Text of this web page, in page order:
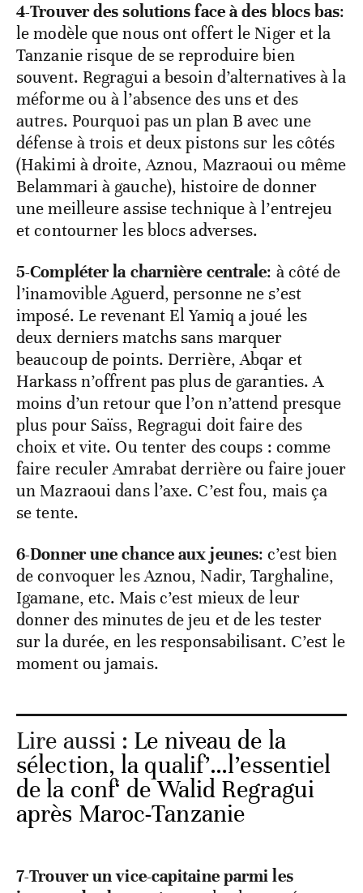
4-Trouver des solutions face à des blocs bas:
le modèle que nous ont offert le Niger et la
Tanzanie risque de se reproduire bien
souvent. Regragui a besoin d’alternatives à la
méforme ou à l’absence des uns et des
autres. Pourquoi pas un plan B avec une
défense à trois et deux pistons sur les côtés
(Hakimi à droite, Aznou, Mazraoui ou même
Belammari à gauche), histoire de donner
une meilleure assise technique à l’entrejeu
et contourner les blocs adverses.
5-Compléter la charnière centrale: à côté de
l’inamovible Aguerd, personne ne s’est
imposé. Le revenant El Yamiq a joué les
deux derniers matchs sans marquer
beaucoup de points. Derrière, Abqar et
Harkass n’offrent pas plus de garanties. A
moins d’un retour que l’on n’attend presque
plus pour Saïss, Regragui doit faire des
choix et vite. Ou tenter des coups : comme
faire reculer Amrabat derrière ou faire jouer
un Mazraoui dans l’axe. C’est fou, mais ça
se tente.
6-Donner une chance aux jeunes: c’est bien
de convoquer les Aznou, Nadir, Targhaline,
Igamane, etc. Mais c’est mieux de leur
donner des minutes de jeu et de les tester
sur la durée, en les responsabilisant. C’est le
moment ou jamais.
Lire aussi : Le niveau de la
sélection, la qualif’…l’essentiel
de la conf‘ de Walid Regragui
après Maroc-Tanzanie
7-Trouver un vice-capitaine parmi les